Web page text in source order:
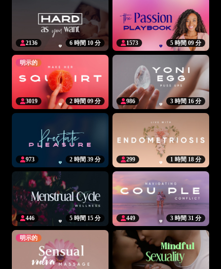
6 時間 10 分
2136 5 時間 09 分
1573
明示的
2 時間 09 分
3019 3 時間 16 分
986
2 時間 39 分
973 1 時間 18 分
299
5 時間 15 分
446 3 時間 31 分
449
明示的